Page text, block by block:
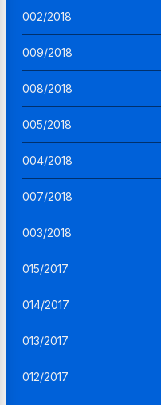
002/2018
009/2018
008/2018
005/2018
004/2018
007/2018
003/2018
015/2017
014/2017
013/2017
012/2017